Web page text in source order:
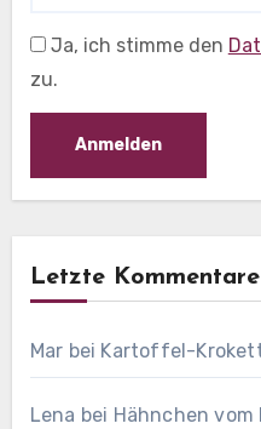
Ja, ich stimme den
zu.
Letzte Kommentare
Mar bei Kartoffel-
Lena bei Hähnchen